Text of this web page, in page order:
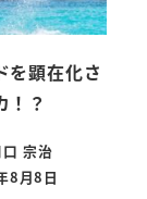
を顕在化さ
！？
宗治
8月8日